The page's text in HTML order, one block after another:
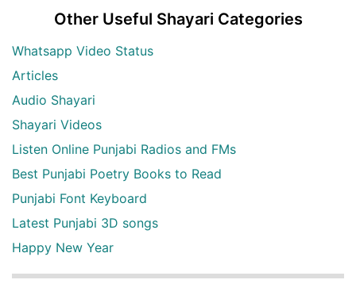
Other Useful Shayari Categories
Whatsapp Video Status
Articles
Audio Shayari
Shayari Videos
Listen Online Punjabi Radios and FMs
Best Punjabi Poetry Books to Read
Punjabi Font Keyboard
Latest Punjabi 3D songs
Happy New Year